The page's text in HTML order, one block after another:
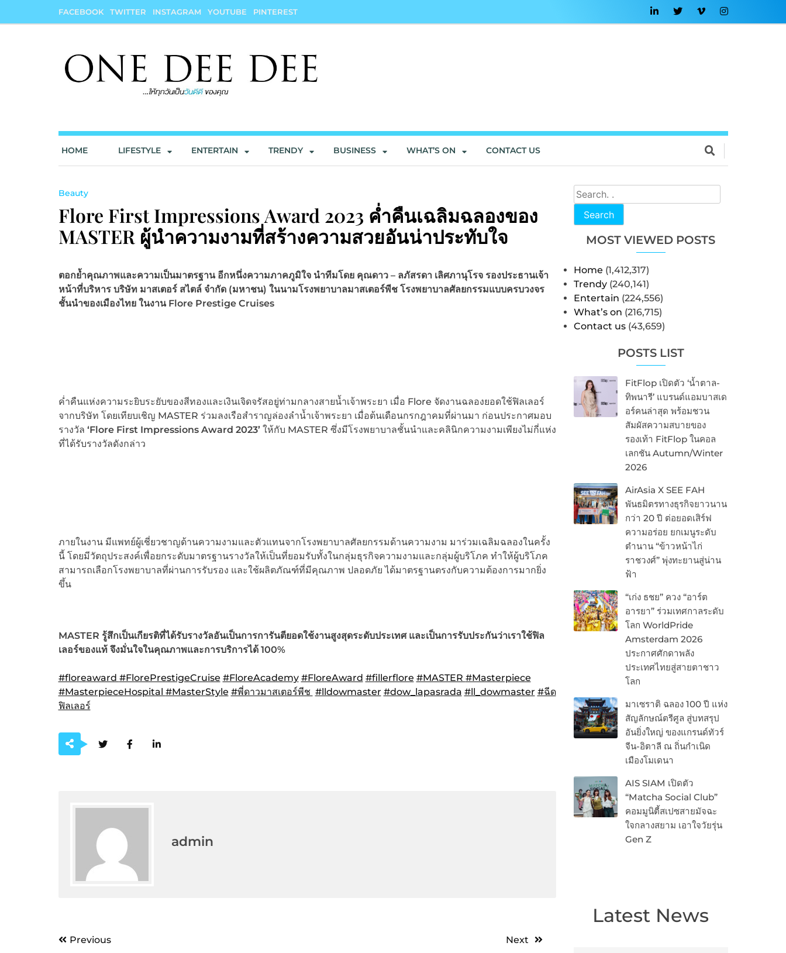
FACEBOOK TWITTER INSTAGRAM YOUTUBE PINTEREST
HOME LIFESTYLE ENTERTAIN TRENDY BUSINESS WHAT’S ON CONTACT US
Search
MOST VIEWED POSTS
Home (1,412,317)
Trendy (240,141)
Entertain (224,556)
What’s on (216,715)
Contact us (43,659)
POSTS LIST
FitFlop เปิดตัว ‘น้ำตาล-
ทิพนารี’ แบรนด์แอมบาสเด
อร์คนล่าสุด พร้อมชวน
สัมผัสความสบายของ
รองเท้า FitFlop ในคอล
เลกชัน Autumn/Winter
2026
AirAsia X SEE FAH
พันธมิตรทางธุรกิจยาวนาน
กว่า 20 ปี ต่อยอดเสิร์ฟ
ความอร่อย ยกเมนูระดับ
ตำนาน “ข้าวหน้าไก่
ราชวงศ์” พุ่งทะยานสู่น่าน
ฟ้า
“เก่ง ธชย” ควง “อาร์ต
อารยา” ร่วมเทศกาลระดับ
โลก WorldPride
Amsterdam 2026
ประกาศศักดาพลัง
ประเทศไทยสู่สายตาชาว
โลก
มาเซราติ ฉลอง 100 ปี แห่ง
สัญลักษณ์ตรีศูล สู่บทสรุป
อันยิ่งใหญ่ ของแกรนด์ทัวร์
จีน-อิตาลี ณ ถิ่นกำเนิด
เมืองโมเดนา
AIS SIAM เปิดตัว
“Matcha Social Club”
คอมมูนิตี้สเปซสายมัจฉะ
ใจกลางสยาม เอาใจวัยรุ่น
Gen Z
Latest News
Beauty
Flore First Impressions Award 2023 ค่ำคืนเฉลิมฉลองของ
MASTER ผู้นำความงามที่สร้างความสวยอันน่าประทับใจ
ตอกย้ำคุณภาพและความเป็นมาตรฐาน อีกหนึ่งความภาคภูมิใจ นำทีมโดย คุณดาว – ลภัสรดา เลิศภานุโรจ รองประธานเจ้า
หน้าที่บริหาร บริษัท มาสเตอร์ สไตล์ จำกัด (มหาชน) ในนามโรงพยาบาลมาสเตอร์พีช โรงพยาบาลศัลยกรรมแบบครบวงจร
ชั้นนำของเมืองไทย ในงาน Flore Prestige Cruises
ค่ำคืนแห่งความระยิบระยับของสีทองและเงินเจิดจรัสอยู่ท่ามกลางสายน้ำเจ้าพระยา เมื่อ Flore จัดงานฉลองยอดใช้ฟิลเลอร์
จากบริษัท โดยเทียบเชิญ MASTER ร่วมลงเรือสำราญล่องลำน้ำเจ้าพระยา เมื่อต้นเดือนกรกฎาคมที่ผ่านมา ก่อนประกาศมอบ
รางวัล ‘Flore First Impressions Award 2023’ให้กับ MASTER ซึ่งมีโรงพยาบาลชั้นนำและคลินิกความงามเพียงไม่กี่แห่ง
ที่ได้รับรางวัลดังกล่าว
ภายในงาน มีแพทย์ผู้เชี่ยวชาญด้านความงามและตัวแทนจากโรงพยาบาลศัลยกรรมด้านความงาม มาร่วมเฉลิมฉลองในครั้ง
นี้ โดยมีวัตถุประสงค์เพื่อยกระดับมาตรฐานรางวัลให้เป็นที่ยอมรับทั้งในกลุ่มธุรกิจความงามและกลุ่มผู้บริโภค ทำให้ผู้บริโภค
สามารถเลือกโรงพยาบาลที่ผ่านการรับรอง และใช้ผลิตภัณฑ์ที่มีคุณภาพ ปลอดภัย ได้มาตรฐานตรงกับความต้องการมากยิ่ง
ขึ้น
MASTER รู้สึกเป็นเกียรติที่ได้รับรางวัลอันเป็นการการันตียอดใช้งานสูงสุดระดับประเทศ และเป็นการรับประกันว่าเราใช้ฟิล
เลอร์ของแท้ จึงมั่นใจในคุณภาพและการบริการได้ 100%
#floreaward #FlorePrestigeCruise #FloreAcademy #FloreAward #fillerflore #MASTER #Masterpiece
#MasterpieceHospital #MasterStyle #พี่ดาวมาสเตอร์พีช #lldowmaster #dow_lapasrada #ll_dowmaster #ฉีด
ฟิลเลอร์
admin
PostPrevious Next